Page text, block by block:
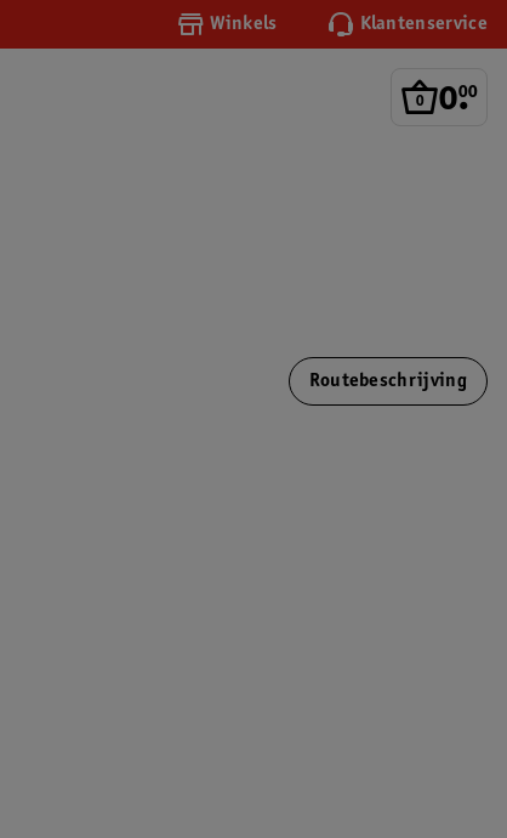
Winkels Klantenservice
0.
00
Routebeschrijving